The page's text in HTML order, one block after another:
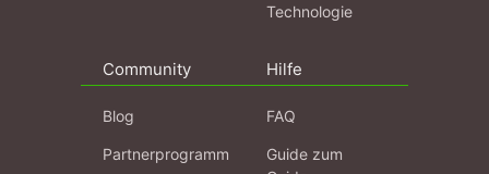
Technologie
Community
Blog
Partnerprogramm
Hilfe
FAQ
Guide zum